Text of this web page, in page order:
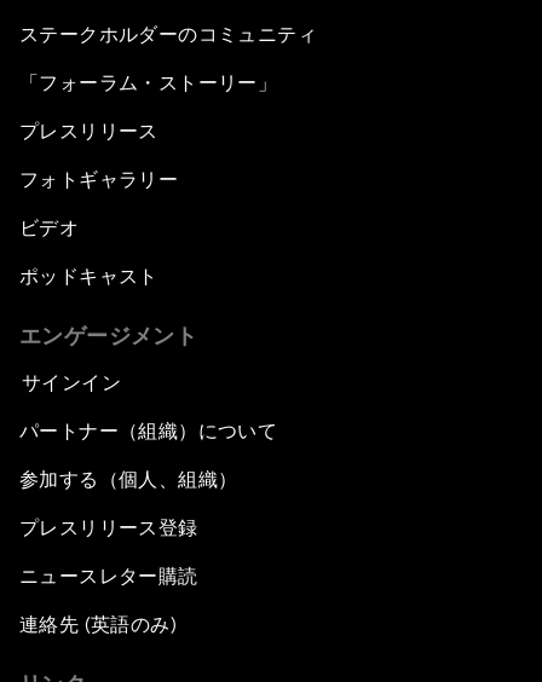
ステークホルダーのコミュニティ
「フォーラム・ストーリー」
プレスリリース
フォトギャラリー
ビデオ
ポッドキャスト
エンゲージメント
サインイン
パートナー（組織）について
参加する（個人、組織）
プレスリリース登録
ニュースレター購読
連絡先 (英語のみ)